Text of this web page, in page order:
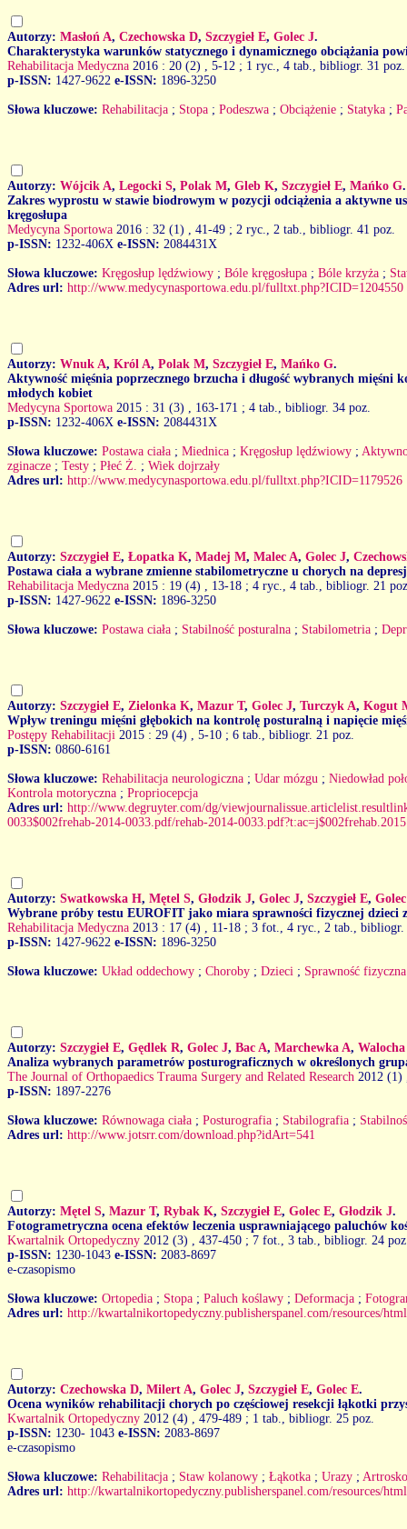
Autorzy: Masłoń A, Czechowska D, Szczygieł E, Golec J.
Charakterystyka warunków statycznego i dynamicznego obciążania
Rehabilitacja Medyczna 2016 : 20 (2)
, 5-12 ; 1 ryc., 4 tab., bibliogr. 31 poz.
p-ISSN: 1427-9622 e-ISSN: 1896-3250
Słowa kluczowe: Rehabilitacja ; Stopa ; Podeszwa ; Obciążenie ; Statyka ;
Autorzy: Wójcik A, Legocki S, Polak M, Gleb K, Szczygieł E, Mańko G.
Zakres wyprostu w stawie biodrowym w pozycji odciążenia a aktywne
kręgosłupa
Medycyna Sportowa 2016 : 32 (1)
, 41-49 ; 2 ryc., 2 tab., bibliogr. 41 poz.
p-ISSN: 1232-406X e-ISSN: 2084431X
Słowa kluczowe: Kręgosłup lędźwiowy ; Bóle kręgosłupa ; Bóle krzyża ;
Adres url: http://www.medycynasportowa.edu.pl/fulltxt.php?ICID=1204550
Autorzy: Wnuk A, Król A, Polak M, Szczygieł E, Mańko G.
Aktywność mięśnia poprzecznego brzucha i długość wybranych
młodych kobiet
Medycyna Sportowa 2015 : 31 (3)
, 163-171 ; 4 tab., bibliogr. 34 poz.
p-ISSN: 1232-406X e-ISSN: 2084431X
Słowa kluczowe: Postawa ciała ; Miednica ; Kręgosłup lędźwiowy ;
zginacze ; Testy ; Płeć Ż. ; Wiek dojrzały
Adres url: http://www.medycynasportowa.edu.pl/fulltxt.php?ICID=1179526
Autorzy: Szczygieł E, Łopatka K, Madej M, Malec A, Golec J,
Postawa ciała a wybrane zmienne stabilometryczne u chorych na
Rehabilitacja Medyczna 2015 : 19 (4)
, 13-18 ; 4 ryc., 4 tab., bibliogr. 21
p-ISSN: 1427-9622 e-ISSN: 1896-3250
Słowa kluczowe: Postawa ciała ; Stabilność posturalna ; Stabilometria ;
Autorzy: Szczygieł E, Zielonka K, Mazur T, Golec J, Turczyk A, Kogut
Wpływ treningu mięśni głębokich na kontrolę posturalną i napięcie
Postępy Rehabilitacji 2015 : 29 (4)
, 5-10 ; 6 tab., bibliogr. 21 poz.
p-ISSN: 0860-6161
Słowa kluczowe: Rehabilitacja neurologiczna ; Udar mózgu ; Niedowład
Kontrola motoryczna ; Propriocepcja
Adres url: http://www.degruyter.com/dg/
0033$002frehab-2014-0033.pdf/rehab-2014-
Autorzy: Swatkowska H, Mętel S, Głodzik J, Golec J, Szczygieł E,
Wybrane próby testu EUROFIT jako miara sprawności fizycznej dzieci
Rehabilitacja Medyczna 2013 : 17 (4)
, 11-18 ; 3 fot., 4 ryc., 2 tab., bibliogr.
p-ISSN: 1427-9622 e-ISSN: 1896-3250
Słowa kluczowe: Układ oddechowy ; Choroby ; Dzieci ; Sprawność fizyczna
Autorzy: Szczygieł E, Gędlek R, Golec J, Bac A, Marchewka A,
Analiza wybranych parametrów posturograficznych w określonych
The Journal of Orthopaedics Trauma Surgery and Related Research 2012 (1)
p-ISSN: 1897-2276
Słowa kluczowe: Równowaga ciała ; Posturografia ; Stabilografia ;
Adres url: http://www.jotsrr.com/download.php?idArt=541
Autorzy: Mętel S, Mazur T, Rybak K, Szczygieł E, Golec E, Głodzik J.
Fotogrametryczna ocena efektów leczenia usprawniającego paluchów
Kwartalnik Ortopedyczny 2012 (3)
, 437-450 ; 7 fot., 3 tab., bibliogr. 24
p-ISSN: 1230-1043 e-ISSN: 2083-8697
e-czasopismo
Słowa kluczowe: Ortopedia ; Stopa ; Paluch koślawy ; Deformacja ;
Adres url: http://kwartalnikortopedyczny.publisherspanel.com/resources/
Autorzy: Czechowska D, Milert A, Golec J, Szczygieł E, Golec E.
Ocena wyników rehabilitacji chorych po częściowej resekcji łąkotki
Kwartalnik Ortopedyczny 2012 (4)
, 479-489 ; 1 tab., bibliogr. 25 poz.
p-ISSN: 1230- 1043 e-ISSN: 2083-8697
e-czasopismo
Słowa kluczowe: Rehabilitacja ; Staw kolanowy ; Łąkotka ; Urazy ;
Adres url: http://kwartalnikortopedyczny.publisherspanel.com/resources/